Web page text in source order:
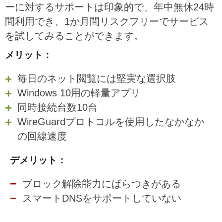
ーに対するサポートは印象的で、年中無休24時
間利用でき、1か月間リスクフリーでサービス
を試してみることができます。
メリット：
毎日のネット閲覧には堅実な選択肢
Windows 10用の軽量アプリ
同時接続台数10台
WireGuardプロトコルを使用したなかなか
の回線速度
デメリット：
ブロック解除能力にばらつきがある
スマートDNSをサポートしていない